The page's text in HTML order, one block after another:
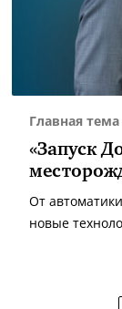
Главная тема
«Запуск
От
новые